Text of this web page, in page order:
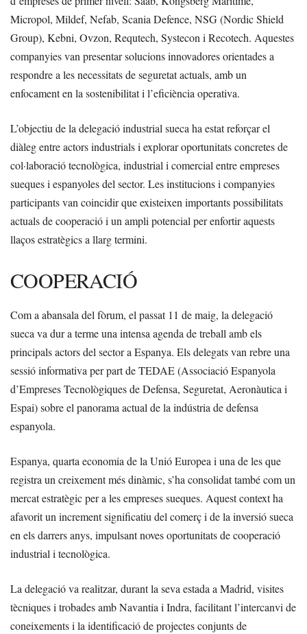
Micropol, Mildef, Nefab, Scania Defence, NSG (Nordic Shield
Group), Kebni, Ovzon, Requtech, Systecon i Recotech. Aquestes
companyies van presentar solucions innovadores orientades a
respondre a les necessitats de seguretat actuals, amb un
enfocament en la sostenibilitat i l’eficiència operativa.
L’objectiu de la delegació industrial sueca ha estat reforçar el
diàleg entre actors industrials i explorar oportunitats concretes de
col·laboració tecnològica, industrial i comercial entre empreses
sueques i espanyoles del sector. Les institucions i companyies
participants van coincidir que existeixen importants possibilitats
actuals de cooperació i un ampli potencial per enfortir aquests
llaços estratègics a llarg termini.
COOPERACIÓ
Com a abansala del fòrum, el passat 11 de maig, la delegació
sueca va dur a terme una intensa agenda de treball amb els
principals actors del sector a Espanya. Els delegats van rebre una
sessió informativa per part de TEDAE (Associació Espanyola
d’Empreses Tecnològiques de Defensa, Seguretat, Aeronàutica i
Espai) sobre el panorama actual de la indústria de defensa
espanyola.
Espanya, quarta economia de la Unió Europea i una de les que
registra un creixement més dinàmic, s’ha consolidat també com un
mercat estratègic per a les empreses sueques. Aquest context ha
afavorit un increment significatiu del comerç i de la inversió sueca
en els darrers anys, impulsant noves oportunitats de cooperació
industrial i tecnològica.
La delegació va realitzar, durant la seva estada a Madrid, visites
tècniques i trobades amb Navantia i Indra, facilitant l’intercanvi de
coneixements i la identificació de projectes conjunts de